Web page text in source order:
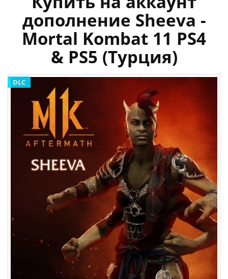
дополнение Sheeva -
Mortal Kombat 11 PS4
& PS5 (Турция)
DLC